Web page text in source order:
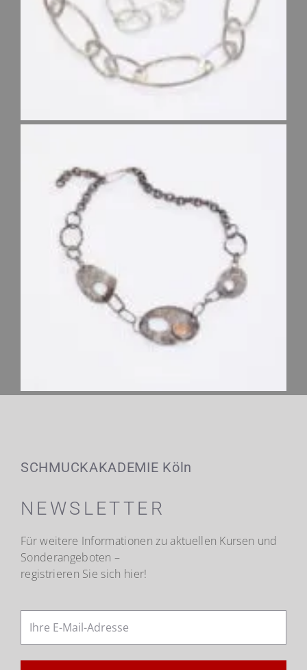
SCHMUCKAKADEMIE Köln
NEWSLETTER
Für weitere Informationen zu aktuellen Kursen und
Sonderangeboten –
registrieren Sie sich hier!